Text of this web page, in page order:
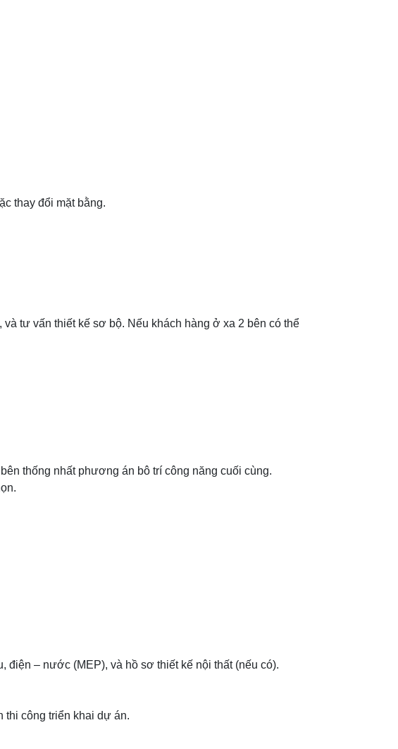
thay đổi mặt bằng.
tư vấn thiết kế sơ bộ. Nếu khách hàng ở xa 2 bên có thể
thống nhất phương án bô trí công năng cuối cùng.
điện – nước (MEP), và hồ sơ thiết kế nội thất (nếu có).
thi công triển khai dự án.